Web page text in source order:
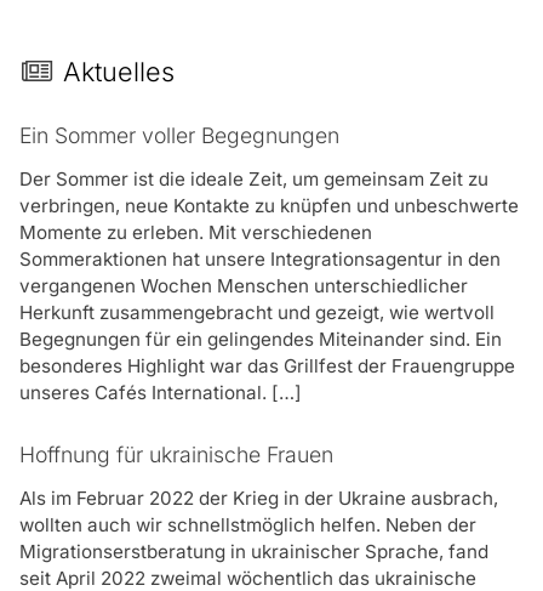
Aktuelles
Ein Sommer voller Begegnungen
Der Sommer ist die ideale Zeit, um gemeinsam Zeit zu
verbringen, neue Kontakte zu knüpfen und unbeschwerte
Momente zu erleben. Mit verschiedenen
Sommeraktionen hat unsere Integrationsagentur in den
vergangenen Wochen Menschen unterschiedlicher
Herkunft zusammengebracht und gezeigt, wie wertvoll
Begegnungen für ein gelingendes Miteinander sind. Ein
besonderes Highlight war das Grillfest der Frauengruppe
unseres Cafés International. […]
Hoffnung für ukrainische Frauen
Als im Februar 2022 der Krieg in der Ukraine ausbrach,
wollten auch wir schnellstmöglich helfen. Neben der
Migrationserstberatung in ukrainischer Sprache, fand
seit April 2022 zweimal wöchentlich das ukrainische